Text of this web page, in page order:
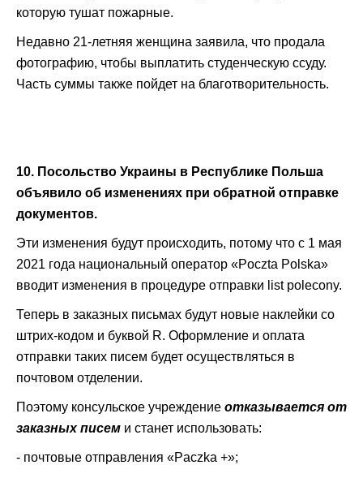
которую тушат пожарные.
Недавно 21-летняя женщина заявила, что продала
фотографию, чтобы выплатить студенческую ссуду.
Часть суммы также пойдет на благотворительность.
10. Посольство Украины в Республике Польша
объявило об изменениях при обратной отправке
документов.
Эти изменения будут происходить, потому что с 1 мая
2021 года национальный оператор «Poczta Polska»
вводит изменения в процедуре отправки list polecony.
Теперь в заказных письмах будут новые наклейки со
штрих-кодом и буквой R. Оформление и оплата
отправки таких писем будет осуществляться в
почтовом отделении.
Поэтому консульское учреждение отказывается от
заказных писем и станет использовать:
- почтовые отправления «Paczka +»;